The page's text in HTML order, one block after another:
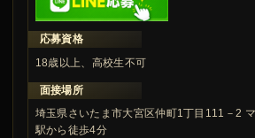
応募資格
18歳以上、高校生不可
面接場所
埼玉県さいたま市大宮区仲町1丁目111－2
駅から徒歩4分